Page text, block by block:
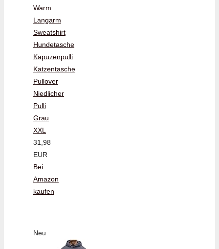
Warm
Langarm
Sweatshirt
Hundetasche
Kapuzenpulli
Katzentasche
Pullover
Niedlicher
Pulli
Grau
XXL
31,98
EUR
Bei
Amazon
kaufen
Neu